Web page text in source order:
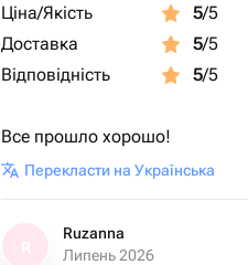
Ціна/Якість
5/5
Доставка
5/5
Відповідність
5/5
Все прошло хорошо!
Перекласти на Українська
Ruzanna
Липень 2026